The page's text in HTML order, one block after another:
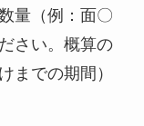
量（例：面〇
さい。概算の
までの期間）